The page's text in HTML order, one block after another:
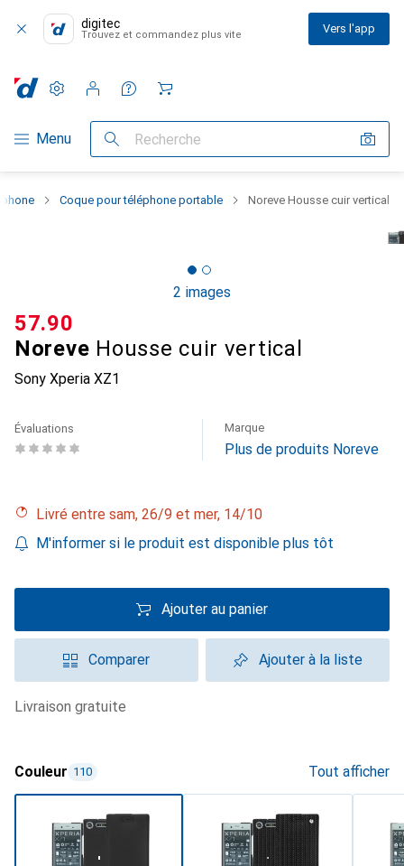
digitec
Trouvez et commandez plus vite Vers l'app
Navigation par catégorie
Menu Recherche
Paramètres
Compte client
Listes de comparaison
Listes d'envies
Panier
Coque pour téléphone portable Noreve Housse cuir vertical
2 images
Noreve Housse cuir vertical
Sony Xperia XZ1
CHF
57.90
Évaluations Marque
Plus de produits Noreve
Livré entre sam, 26/9 et mer, 14/10
M'informer si le produit est disponible plus tôt
Ajouter au panier
Comparer Ajouter à la liste
livraison gratuite
Couleur 110 Tout afficher